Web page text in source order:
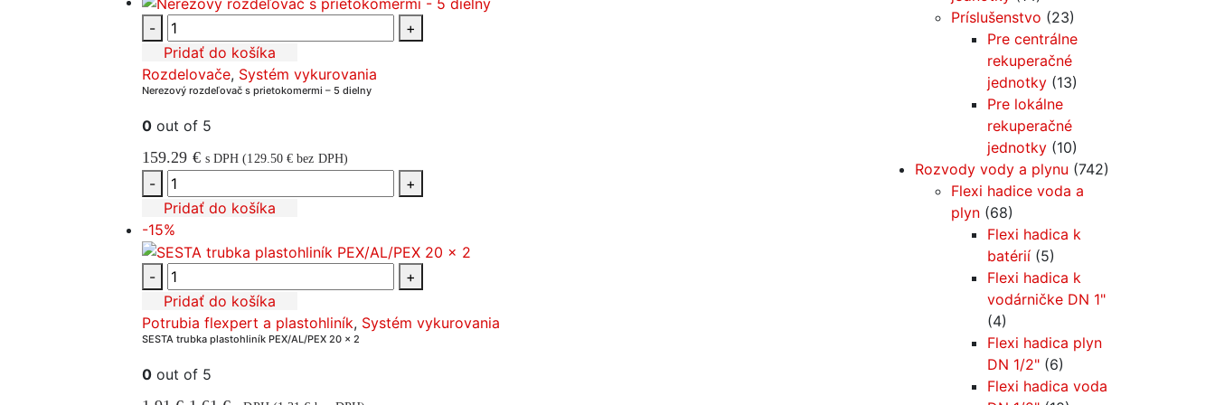
-
+
Pridať do košíka
Rozdelovače, Systém vykurovania
Nerezový rozdeľovač s prietokomermi – 5 dielny
0 out of 5
159.29 € s DPH (129.50€ bez DPH)
-
+
Pridať do košíka
-15%
-
+
Pridať do košíka
Potrubia flexpert a plastohliník, Systém vykurovania
SESTA trubka plastohliník PEX/AL/PEX 20 x 2
0 out of 5
Príslušenstvo (23)
Pre centrálne
rekuperačné
jednotky (13)
Pre lokálne
rekuperačné
jednotky (10)
Rozvody vody a plynu (742)
Flexi hadice voda a
plyn (68)
Flexi hadica k
batérií (5)
Flexi hadica k
vodárničke DN 1"
(4)
Flexi hadica plyn
DN 1/2" (6)
Flexi hadica voda